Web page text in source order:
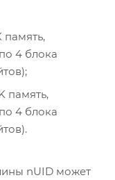
память,
4 блока
память,
4 блока
nUID может